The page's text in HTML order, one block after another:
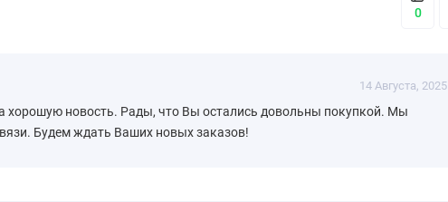
0
14 Августа, 2025
хорошую новость. Рады, что Вы остались довольны покупкой. Мы
Будем ждать Ваших новых заказов!